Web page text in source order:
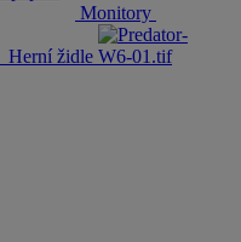
Monitory
Herní židle